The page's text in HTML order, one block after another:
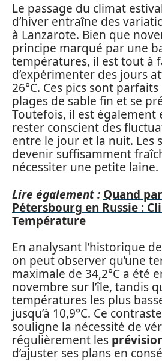
Le passage du climat
d’hiver entraîne des
à Lanzarote. Bien que
principe marqué par une
températures, il est tout à
d’expérimenter des jours
26°C. Ces pics sont
plages de sable fin et se
Toutefois, il est également
rester conscient des
entre le jour et la nuit. Les
devenir suffisamment
nécessiter une petite laine.
Lire également : Quand
Pétersbourg en Russie :
Température
En analysant l’historique
on peut observer qu’une
maximale de 34,2°C a été
novembre sur l’île, tandis
températures les plus
jusqu’à 10,9°C. Ce
souligne la nécessité de
régulièrement les
d’ajuster ses plans en